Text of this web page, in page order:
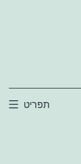
תפריט